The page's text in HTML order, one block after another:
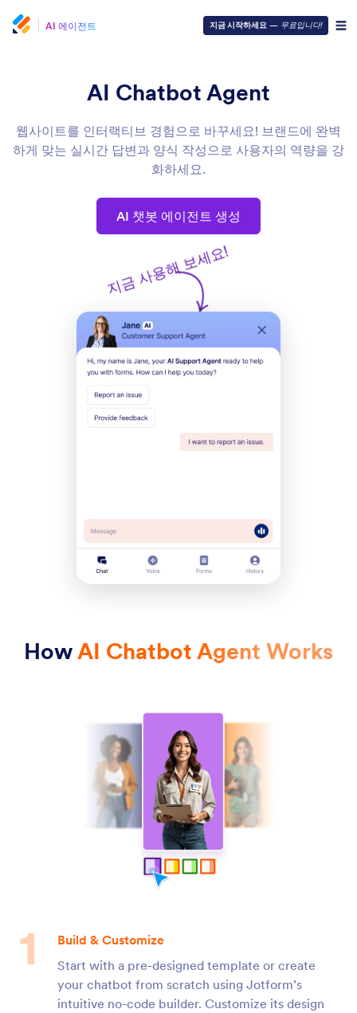
AI 에이전트 지금 시작하세요 — 무료입니다!
AI Chatbot Agent
웹사이트를 인터랙티브 경험으로 바꾸세요! 브랜드에 완벽
하게 맞는 실시간 답변과 양식 작성으로 사용자의 역량을 강
화하세요.
AI 챗봇 에이전트 생성
지금 사용해 보세요!
HowAI Chatbot Agent Works
Build & Customize
Start with a pre-designed template or create
your chatbot from scratch using Jotform’s
intuitive no-code builder. Customize its design